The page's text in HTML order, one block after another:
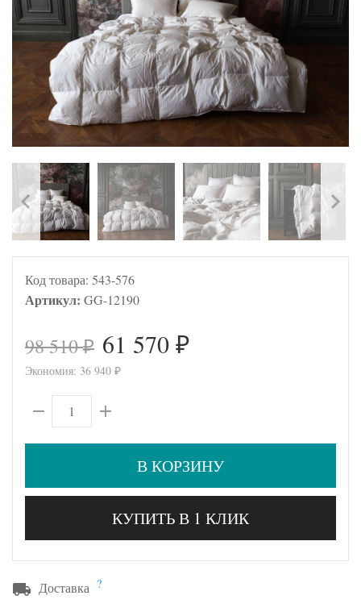
Код товара: 543-576
Артикул: GG-12190
98 510₽ 61 570 ₽
Экономия: 36 940 ₽
В КОРЗИНУ
КУПИТЬ В 1 КЛИК
Доставка ?